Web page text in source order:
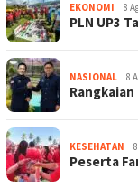
EKONOMI 8
PLN UP3
NASIONAL 8
Rangkaian
KESEHATAN
Peserta